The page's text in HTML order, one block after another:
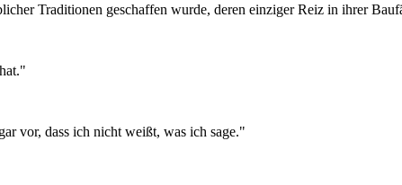
Traditionen geschaffen wurde, deren einziger Reiz in ihrer
"
vor, dass ich nicht weißt, was ich sage."